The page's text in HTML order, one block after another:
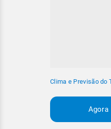
Clima e Previsão do
Agora